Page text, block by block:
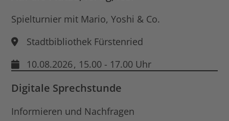
Spielturnier mit Mario, Yoshi & Co.
Stadtbibliothek Fürstenried
10.08.2026, 15.00 - 17.00 Uhr
Digitale Sprechstunde
Informieren und Nachfragen